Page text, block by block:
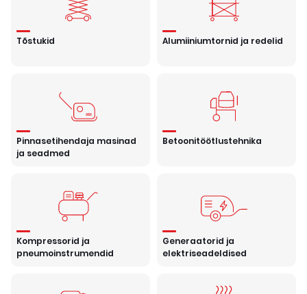
Tõstukid Alumiiniumtornid ja redelid
Pinnasetihendaja masinad
ja seadmed
Betoonitöötlustehnika
Kompressorid ja
pneumoinstrumendid
Generaatorid ja
elektriseadeldised